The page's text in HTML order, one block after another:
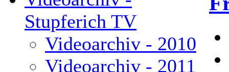
Stupferich TV
Videoarchiv - 2010
Videoarchiv - 2011